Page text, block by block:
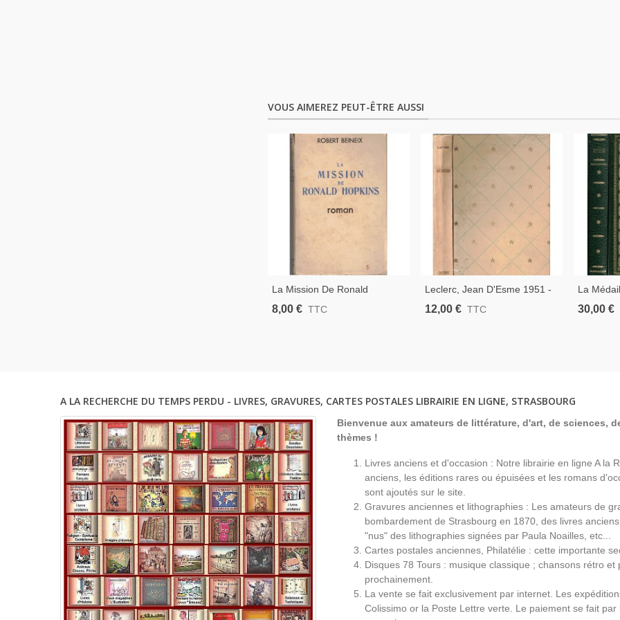
VOUS AIMEREZ PEUT-ÊTRE AUSSI
La Mission De Ronald
Hopkins, Robert Beineix, 1947
8,00 € TTC
Leclerc, Jean D'Esme 1951 -
Collection Idéal Bibliothèque ,
12,00 € TTC
La
Massian,
30,00 €
A LA RECHERCHE DU TEMPS PERDU - LIVRES, GRAVURES, CARTES POSTALES LIBRAIRIE EN LIGNE, STRASBOURG
Bienvenue aux amateurs de littérature, d'art, de sciences,
thèmes !
Livres anciens et d'occasion : Notre librairie en ligne A la
anciens, les éditions rares ou épuisées et les romans
sont ajoutés sur le site.
Gravures anciennes et lithographies : Les amateurs de
bombardement de Strasbourg en 1870, des livres
"nus" des lithographies signées par Paula Noailles, etc...
Cartes postales anciennes, Philatélie : cette importante
Disques 78 Tours : musique classique ; chansons rétro
prochainement.
La vente se fait exclusivement par internet. Les
Colissimo or la Poste Lettre verte. Le paiement se fait